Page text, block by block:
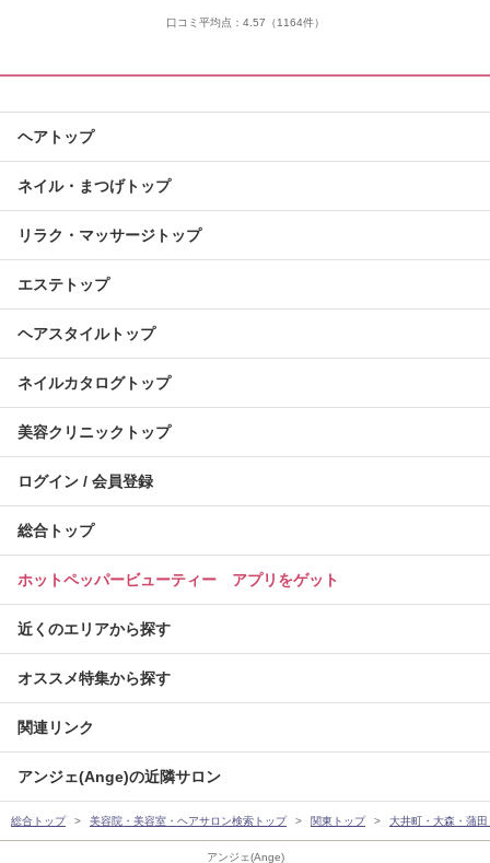
アンジェ(Ange)
口コミ平均点： 4.57 （1164件）
ヘアトップ
ネイル・まつげトップ
リラク・マッサージトップ
エステトップ
ヘアスタイルトップ
ネイルカタログトップ
美容クリニックトップ
ログイン / 会員登録
総合トップ
ホットペッパービューティー アプリをゲット
近くのエリアから探す
オススメ特集から探す
関連リンク
アンジェ(Ange)の近隣サロン
総合トップ 美容院・美容室・ヘアサロン検索トップ 関東トップ 大井町・大森・蒲